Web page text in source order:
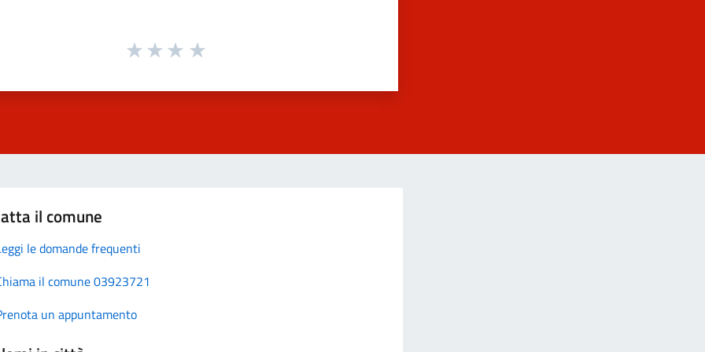
il comune
le domande frequenti
il comune 03923721
un appuntamento